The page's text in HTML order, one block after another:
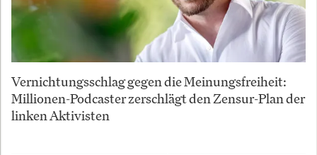
Vernichtungsschlag gegen die Meinungsfreiheit:
Millionen-Podcaster zerschlägt den Zensur-Plan der
linken Aktivisten